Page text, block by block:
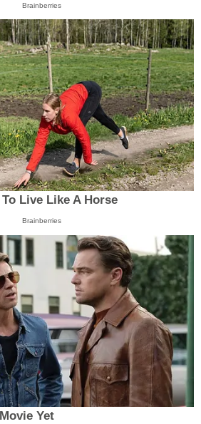
Brainberries
Live Like A Horse
Brainberries
Yet